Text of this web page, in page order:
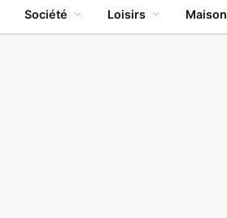
Société Loisirs Maison